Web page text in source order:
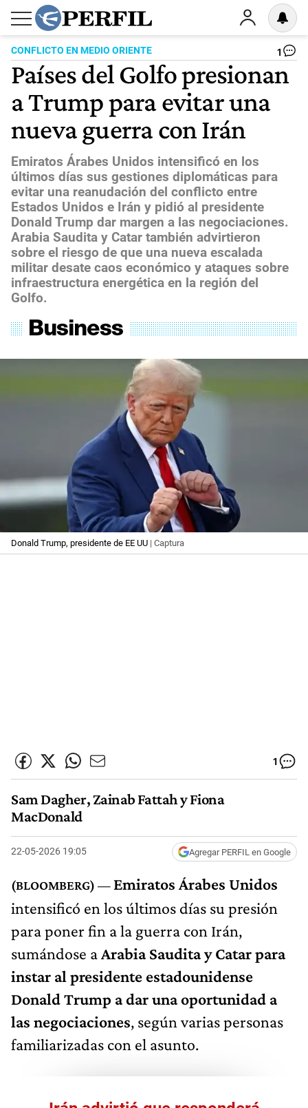
CONFLICTO EN MEDIO ORIENTE 1
Países del Golfo presionan
a Trump para evitar una
nueva guerra con Irán
Emiratos Árabes Unidos intensificó en los
últimos días sus gestiones diplomáticas para
evitar una reanudación del conflicto entre
Estados Unidos e Irán y pidió al presidente
Donald Trump dar margen a las negociaciones.
Arabia Saudita y Catar también advirtieron
sobre el riesgo de que una nueva escalada
militar desate caos económico y ataques sobre
infraestructura energética en la región del
Golfo.
Donald Trump, presidente de EE UU | Captura
1
Sam Dagher, Zainab Fattah y Fiona
MacDonald
22-05-2026 19:05 Agregar PERFIL en Google
Emiratos Árabes Unidos
intensificó en los últimos días su presión
para poner fin a la guerra con Irán,
sumándose aArabia Saudita y Catar para
instar al presidente estadounidense
Donald Trump a dar una oportunidad a
las negociaciones, según varias personas
familiarizadas con el asunto.